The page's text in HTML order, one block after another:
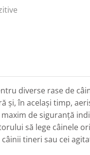
diverse rase de
și, în același timp,
de siguranță
să lege câinele
tineri sau cei